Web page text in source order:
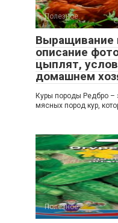
Полезное
Выращивание
описание
цыплят,
домашнем
Куры породы Редбро –
мясных пород кур,
Полезное